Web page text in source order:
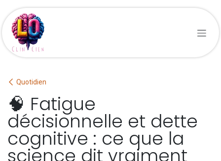
Quotidien
🧠 Fatigue
décisionnelle et dette
cognitive : ce que la
science dit vraiment